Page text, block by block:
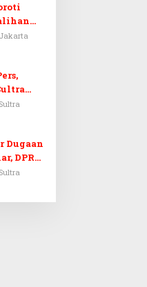
Dugaan
DPRD